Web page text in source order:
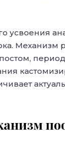
усвоения
Механизм